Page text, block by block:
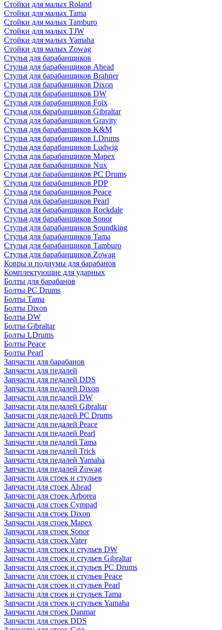
Стойки для малых Roland
Стойки для малых Tama
Стойки для малых Tamburo
Стойки для малых TJW
Стойки для малых Yamaha
Стойки для малых Zowag
Стулья для барабанщиков
Стулья для барабанщиков Ahead
Стулья для барабанщиков Brahner
Стулья для барабанщиков Dixon
Стулья для барабанщиков DW
Стулья для барабанщиков Foix
Стулья для барабанщиков Gibraltar
Стулья для барабанщиков Gravity
Стулья для барабанщиков K&M
Стулья для барабанщиков LDrums
Стулья для барабанщиков Ludwig
Стулья для барабанщиков Mapex
Стулья для барабанщиков Nux
Стулья для барабанщиков PC Drums
Стулья для барабанщиков PDP
Стулья для барабанщиков Peace
Стулья для барабанщиков Pearl
Стулья для барабанщиков Rockdale
Стулья для барабанщиков Sonor
Стулья для барабанщиков Soundking
Стулья для барабанщиков Tama
Стулья для барабанщиков Tamburo
Стулья для барабанщиков Zowag
Ковры и подиумы для барабанов
Комплектующие для ударных
Болты для барабанов
Болты PC Drums
Болты Tama
Болты Dixon
Болты DW
Болты Gibraltar
Болты LDrums
Болты Peace
Болты Pearl
Запчасти для барабанов
Запчасти для педалей
Запчасти для педалей DDS
Запчасти для педалей Dixon
Запчасти для педалей DW
Запчасти для педалей Gibraltar
Запчасти для педалей PC Drums
Запчасти для педалей Peace
Запчасти для педалей Pearl
Запчасти для педалей Tama
Запчасти для педалей Trick
Запчасти для педалей Yamaha
Запчасти для педалей Zowag
Запчасти для стоек и стульев
Запчасти для стоек Ahead
Запчасти для стоек Arborea
Запчасти для стоек Cympad
Запчасти для стоек Dixon
Запчасти для стоек Mapex
Запчасти для стоек Sonor
Запчасти для стоек Vater
Запчасти для стоек и стульев DW
Запчасти для стоек и стульев Gibraltar
Запчасти для стоек и стульев PC Drums
Запчасти для стоек и стульев Peace
Запчасти для стоек и стульев Pearl
Запчасти для стоек и стульев Tama
Запчасти для стоек и стульев Yamaha
Запчасти для стоек Danmar
Запчасти для стоек DDS